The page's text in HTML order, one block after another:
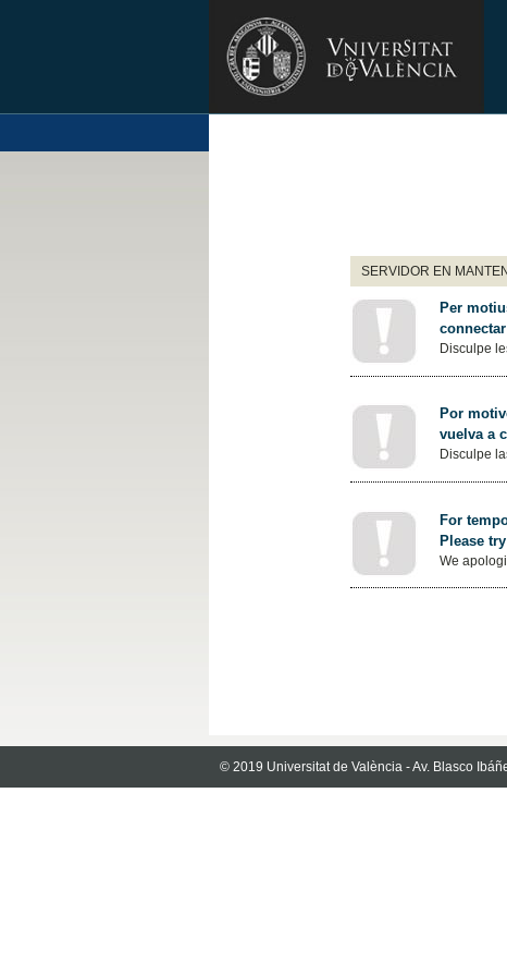
SERVIDOR EN
Per
Disculpe
Por
vuelva a
Disculpe
For
Please
We
© 2019 Universitat de València - Av. Blasco